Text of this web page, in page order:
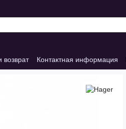
Контактная информация